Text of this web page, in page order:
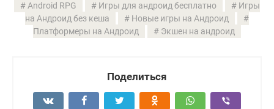
Android RPG Игры для андроид бесплатно
Игры
на Андроид без кеша
Новые игры на Андроид
Платформеры на Андроид
Экшен на андроид
Поделиться